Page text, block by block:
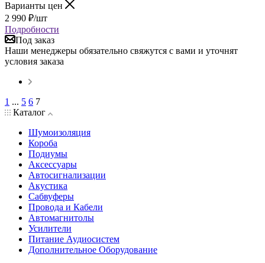
Варианты цен
2 990 ₽/шт
Подробности
Под заказ
Наши менеджеры обязательно свяжутся с вами и уточнят
условия заказа
1 ... 5 6 7
Каталог
Шумоизоляция
Короба
Подиумы
Аксессуары
Автосигнализации
Акустика
Сабвуферы
Провода и Кабели
Автомагнитолы
Усилители
Питание Аудиосистем
Дополнительное Оборудование